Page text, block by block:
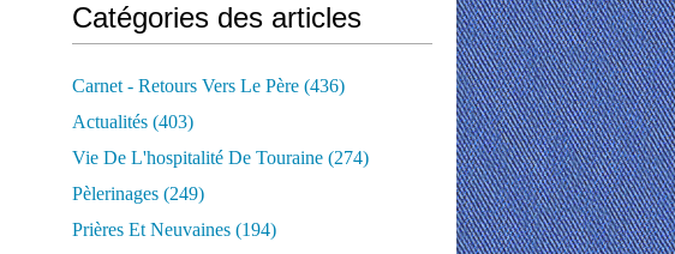
Catégories des articles
Carnet - Retours Vers Le Père (436)
Actualités (403)
Vie De L'hospitalité De Touraine (274)
Pèlerinages (249)
Prières Et Neuvaines (194)